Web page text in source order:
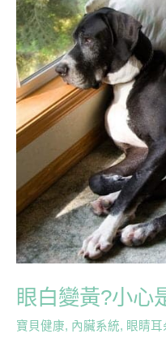
眼白變黃?小心
寶貝健康, 內臟系統, 眼睛耳
白
變
黃?
小
心
爆
肝
前
兆